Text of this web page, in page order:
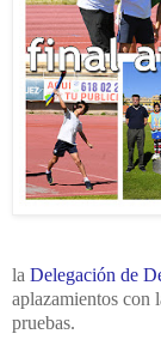
la Delegación de
aplazamientos con
pruebas.